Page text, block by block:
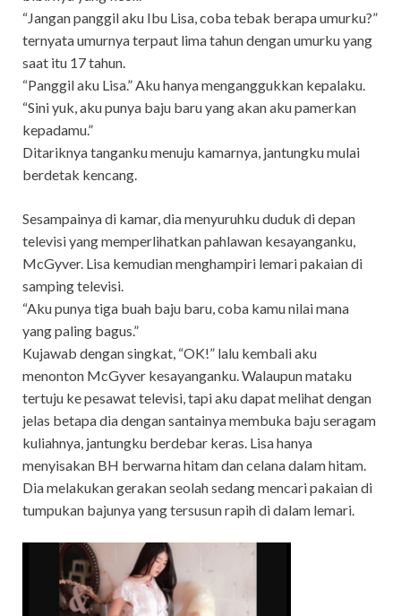
“Jangan panggil aku Ibu Lisa, coba tebak berapa umurku?”
ternyata umurnya terpaut lima tahun dengan umurku yang
saat itu 17 tahun.
“Panggil aku Lisa.” Aku hanya menganggukkan kepalaku.
“Sini yuk, aku punya baju baru yang akan aku pamerkan
kepadamu.”
Ditariknya tanganku menuju kamarnya, jantungku mulai
berdetak kencang.
Sesampainya di kamar, dia menyuruhku duduk di depan
televisi yang memperlihatkan pahlawan kesayanganku,
McGyver. Lisa kemudian menghampiri lemari pakaian di
samping televisi.
“Aku punya tiga buah baju baru, coba kamu nilai mana
yang paling bagus.”
Kujawab dengan singkat, “OK!” lalu kembali aku
menonton McGyver kesayanganku. Walaupun mataku
tertuju ke pesawat televisi, tapi aku dapat melihat dengan
jelas betapa dia dengan santainya membuka baju seragam
kuliahnya, jantungku berdebar keras. Lisa hanya
menyisakan BH berwarna hitam dan celana dalam hitam.
Dia melakukan gerakan seolah sedang mencari pakaian di
tumpukan bajunya yang tersusun rapih di dalam lemari.